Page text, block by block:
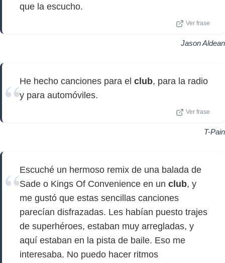
que la escucho.
Ver frase
Jason Aldean
He hecho canciones para el club, para la radio
y para automóviles.
Ver frase
T-Pain
Escuché un hermoso remix de una balada de
Sade o Kings Of Convenience en un club, y
me gustó que estas sencillas canciones
parecían disfrazadas. Les habían puesto trajes
de superhéroes, estaban muy arregladas, y
aquí estaban en la pista de baile. Eso me
interesaba. No puedo hacer ritmos